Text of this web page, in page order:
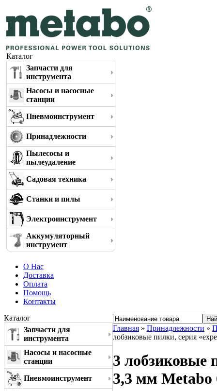
Каталог
Запчасти для
инструмента
Насосы и насосные
станции
Пневмоинструмент
Принадлежности
Пылесосы и
пылеудаление
Садовая техника
Станки и пилы
Электроинструмент
Аккумуляторный
инструмент
О Нас
Доставка
Оплата
Помощь
Контакты
Каталог
Запчасти для
инструмента
Насосы и насосные
станции
Пневмоинструмент
Главная » Принадлежности »
лобзиковые пилки, серия
3 лобзиковые
3,3 мм Metabo